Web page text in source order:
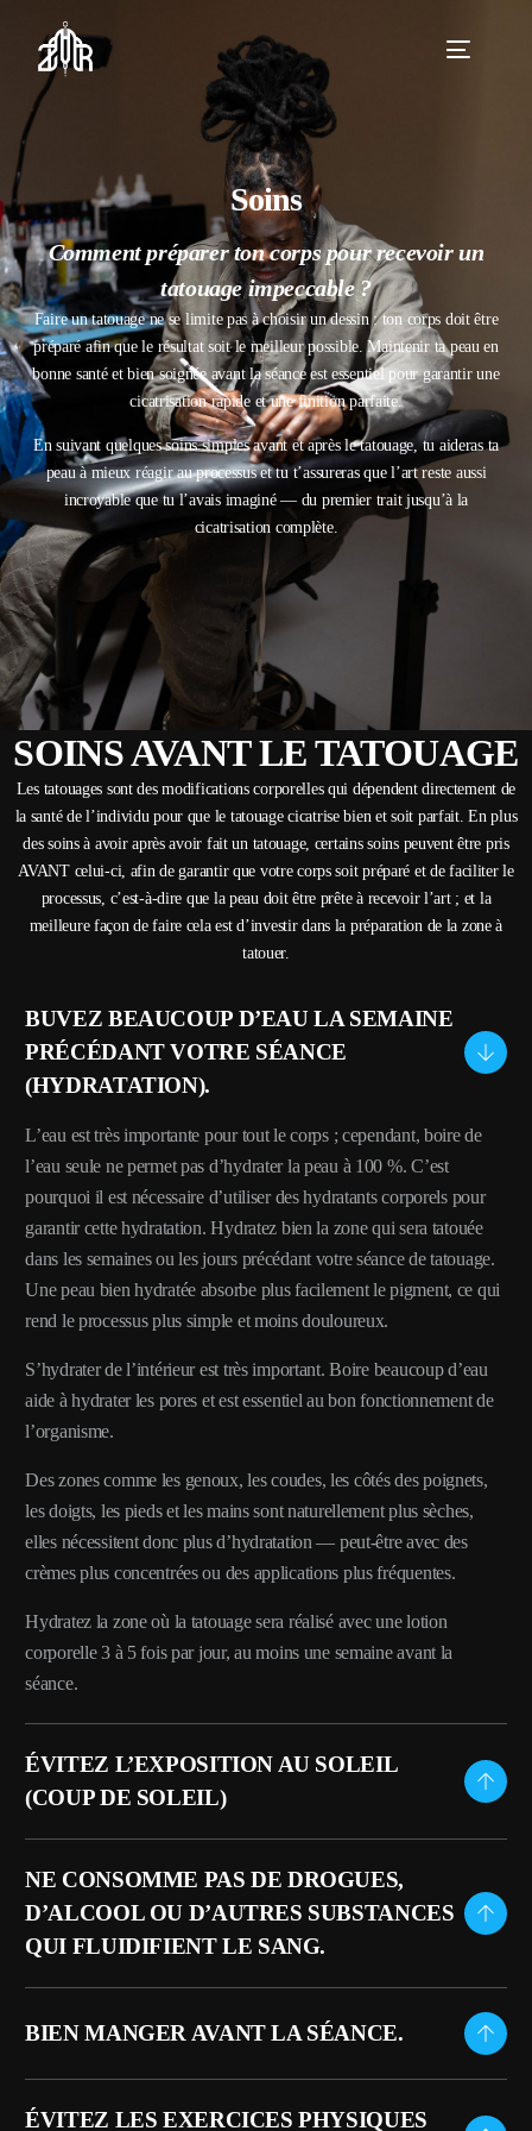
Soins
Comment préparer ton corps pour recevoir un
tatouage impeccable ?
Faire un tatouage ne se limite pas à choisir un dessin : ton corps doit être
préparé afin que le résultat soit le meilleur possible. Maintenir ta peau en
bonne santé et bien soignée avant la séance est essentiel pour garantir une
cicatrisation rapide et une finition parfaite.
En suivant quelques soins simples avant et après le tatouage, tu aideras ta
peau à mieux réagir au processus et tu t’assureras que l’art reste aussi
incroyable que tu l’avais imaginé — du premier trait jusqu’à la
cicatrisation complète.
SOINS AVANT LE TATOUAGE
Les tatouages sont des modifications corporelles qui dépendent directement de
la santé de l’individu pour que le tatouage cicatrise bien et soit parfait. En plus
des soins à avoir après avoir fait un tatouage, certains soins peuvent être pris
AVANT celui-ci, afin de garantir que votre corps soit préparé et de faciliter le
processus, c’est-à-dire que la peau doit être prête à recevoir l’art ; et la
meilleure façon de faire cela est d’investir dans la préparation de la zone à
tatouer.
BUVEZ BEAUCOUP D’EAU LA SEMAINE
PRÉCÉDANT VOTRE SÉANCE
(HYDRATATION).
L’eau est très importante pour tout le corps ; cependant, boire de
l’eau seule ne permet pas d’hydrater la peau à 100 %. C’est
pourquoi il est nécessaire d’utiliser des hydratants corporels pour
garantir cette hydratation. Hydratez bien la zone qui sera tatouée
dans les semaines ou les jours précédant votre séance de tatouage.
Une peau bien hydratée absorbe plus facilement le pigment, ce qui
rend le processus plus simple et moins douloureux.
S’hydrater de l’intérieur est très important. Boire beaucoup d’eau
aide à hydrater les pores et est essentiel au bon fonctionnement de
l’organisme.
Des zones comme les genoux, les coudes, les côtés des poignets,
les doigts, les pieds et les mains sont naturellement plus sèches,
elles nécessitent donc plus d’hydratation — peut-être avec des
crèmes plus concentrées ou des applications plus fréquentes.
Hydratez la zone où la tatouage sera réalisé avec une lotion
corporelle 3 à 5 fois par jour, au moins une semaine avant la
séance.
ÉVITEZ L’EXPOSITION AU SOLEIL
(COUP DE SOLEIL)
NE CONSOMME PAS DE DROGUES,
D’ALCOOL OU D’AUTRES SUBSTANCES
QUI FLUIDIFIENT LE SANG.
BIEN MANGER AVANT LA SÉANCE.
ÉVITEZ LES EXERCICES PHYSIQUES